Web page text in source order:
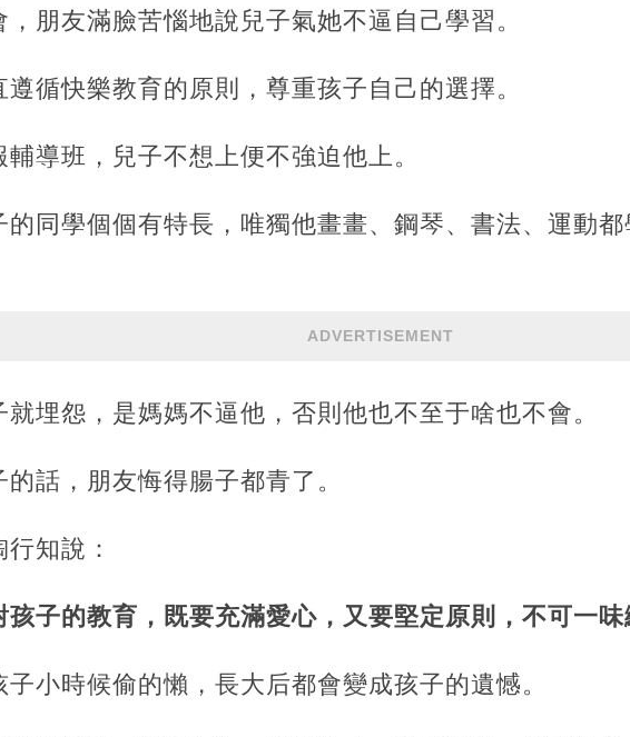
，朋友滿臉苦惱地說兒子氣她不逼自己學習。
遵循快樂教育的原則，尊重孩子自己的選擇。
輔導班，兒子不想上便不強迫他上。
的同學個個有特長，唯獨他畫畫、鋼琴、書法、運動
ADVERTISEMENT
就埋怨，是媽媽不逼他，否則他也不至于啥也不會。
話，朋友悔得腸子都青了。
知說：
孩子的教育，既要充滿愛心，又要堅定原則，不可一
子小時候偷的懶，長大后都會變成孩子的遺憾。